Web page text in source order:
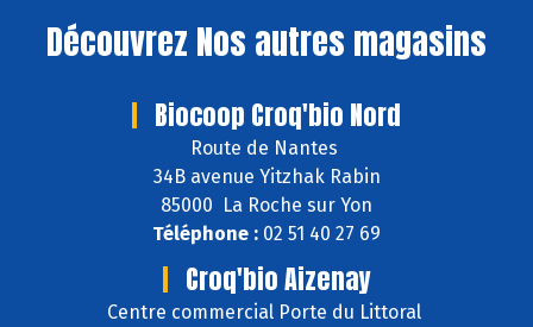
Découvrez Nos autres magasins
Biocoop Croq'bio Nord
Route de Nantes
34B avenue Yitzhak Rabin
85000 La Roche sur Yon
Téléphone : 02 51 40 27 69
Croq'bio Aizenay
Centre commercial Porte du Littoral